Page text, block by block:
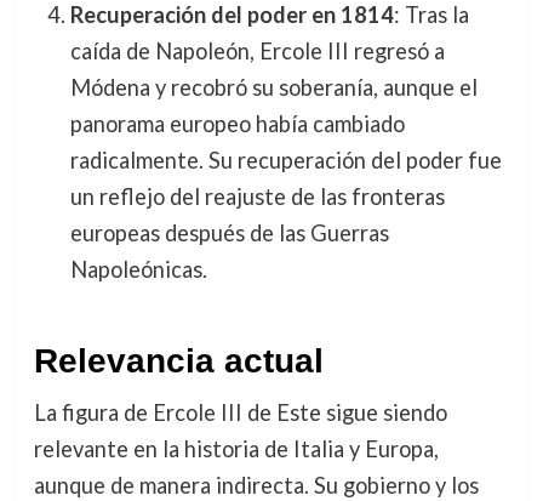
Recuperación del poder en 1814: Tras la
caída de Napoleón, Ercole III regresó a
Módena y recobró su soberanía, aunque el
panorama europeo había cambiado
radicalmente. Su recuperación del poder fue
un reflejo del reajuste de las fronteras
europeas después de las Guerras
Napoleónicas.
Relevancia actual
La figura de Ercole III de Este sigue siendo
relevante en la historia de Italia y Europa,
aunque de manera indirecta. Su gobierno y los